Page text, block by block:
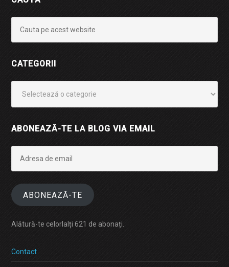
CATEGORII
ABONEAZĂ-TE LA BLOG VIA EMAIL
email
ABONEAZĂ-TE
Alătură-te celorlalți 621 de abonați.
Contact